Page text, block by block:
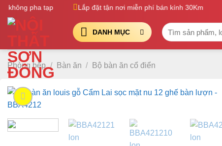
Bỏ
qua
pha tạp Lắp đặt tận nơi miễn phí bán kính 30Km
DANH MỤC
Tìm
kiếm:
Phòng bếp / Bàn ăn / Bộ bàn ăn cổ điển